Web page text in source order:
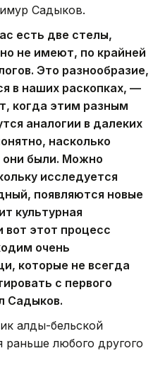
Садыков.
есть две стелы,
не имеют, по крайней
Это разнообразие,
в наших раскопках, —
когда этим разным
аналогии в далеких
насколько
они были. Можно
исследуется
появляются новые
культурная
этот процесс
очень
которые не всегда
с первого
Садыков.
алды-бельской
раньше любого другого